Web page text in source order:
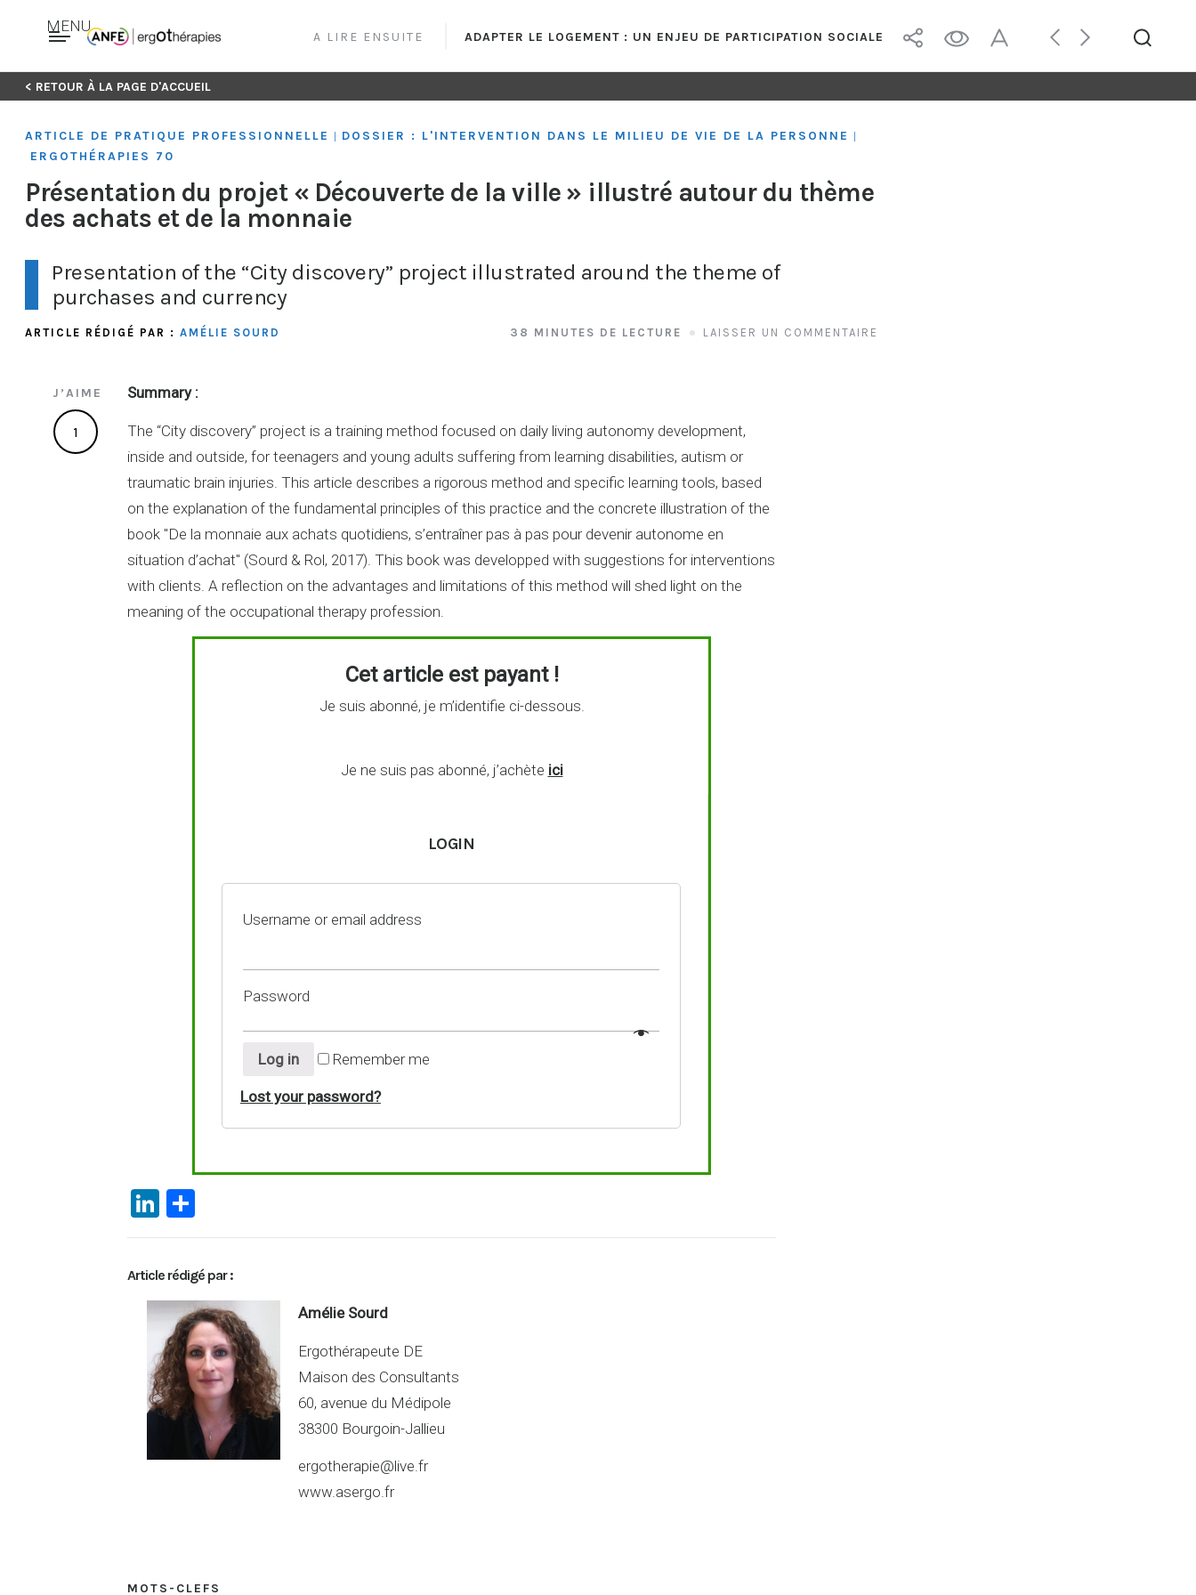
Skip
content
A LIRE ENSUITE ADAPTER LE LOGEMENT : UN ENJEU DE PARTICIPATION SOCIALE
MENU
< RETOUR À LA PAGE D'ACCUEIL
ARTICLE DE PRATIQUE PROFESSIONNELLE DOSSIER : L'INTERVENTION DANS LE MILIEU DE VIE DE LA PERSONNE
ERGOTHÉRAPIES 70
Présentation du projet « Découverte de la ville » illustré autour du thème
des achats et de la monnaie
Presentation of the “City discovery” project illustrated around the theme of
purchases and currency
ARTICLE RÉDIGÉ PAR : AMÉLIE SOURD 38 MINUTES DE LECTURE LAISSER UN COMMENTAIRE
J’AIME
1
Summary :
The “City discovery” project is a training method focused on daily living autonomy development,
inside and outside, for teenagers and young adults suffering from learning disabilities, autism or
traumatic brain injuries. This article describes a rigorous method and specific learning tools, based
on the explanation of the fundamental principles of this practice and the concrete illustration of the
book "De la monnaie aux achats quotidiens, s’entraîner pas à pas pour devenir autonome en
situation d’achat" (Sourd & Rol, 2017). This book was developped with suggestions for interventions
with clients. A reflection on the advantages and limitations of this method will shed light on the
meaning of the occupational therapy profession.
Cet article est payant !
Je suis abonné, je m’identifie ci-dessous.
Je ne suis pas abonné, j’achète ici
LOGIN
Username or email address
Password
Log in Remember me
Lost your password?
Li
n
ke
dI
n
ar
ta
g
er
Article rédigé par :
Amélie Sourd
Ergothérapeute DE
Maison des Consultants
60, avenue du Médipole
38300 Bourgoin-Jallieu
ergotherapie@live.fr
www.asergo.fr
MOTS-CLEFS